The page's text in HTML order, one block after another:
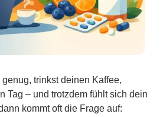
trinkst deinen Kaffee,
Tag – und trotzdem fühlt sich dein
kommt oft die Frage auf: